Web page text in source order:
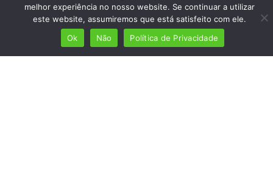
melhor experiência no nosso website. Se continuar a utilizar
este website, assumiremos que está satisfeito com ele.
Ok
Não Política de Privacidade